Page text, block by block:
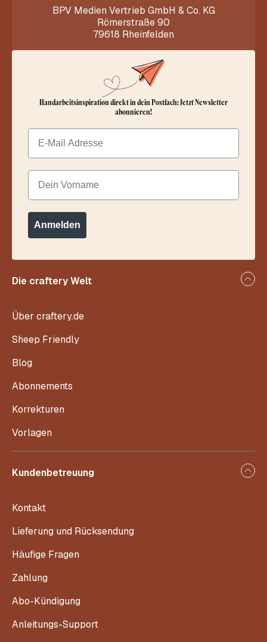
BPV Medien Vertrieb GmbH & Co. KG
Römerstraße 90
79618 Rheinfelden
Die craftery Welt
Über craftery.de
Sheep Friendly
Blog
Abonnements
Korrekturen
Vorlagen
Kundenbetreuung
Kontakt
Lieferung und Rücksendung
Häufige Fragen
Zahlung
Abo-Kündigung
Anleitungs-Support
Handarbeitsinspiration direkt in dein Postfach: Jetzt Newsletter
abonnieren!
Email
Dein Vorname
Anmelden